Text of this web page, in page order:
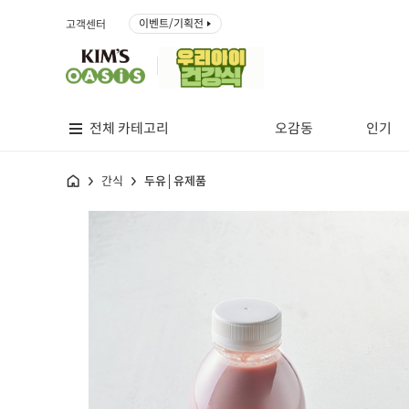
고객센터 이벤트/기획전
전체 카테고리 오감동 인기
홈 간식 두유│유제품